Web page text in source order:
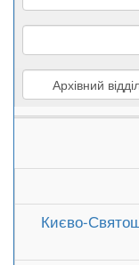
Архівний
Києво-